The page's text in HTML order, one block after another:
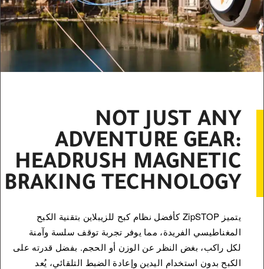
NOT JUST ANY
ADVENTURE GEAR:
HEADRUSH MAGNETIC
BRAKING TECHNOLOGY
يتميز ZipSTOP كأفضل نظام كبح للزيبلاين بتقنية الكبح
المغناطيسي الفريدة، مما يوفر تجربة توقف سلسة وآمنة
لكل راكب، بغض النظر عن الوزن أو الحجم. بفضل قدرته على
الكبح بدون استخدام اليدين وإعادة الضبط التلقائي، يُعد